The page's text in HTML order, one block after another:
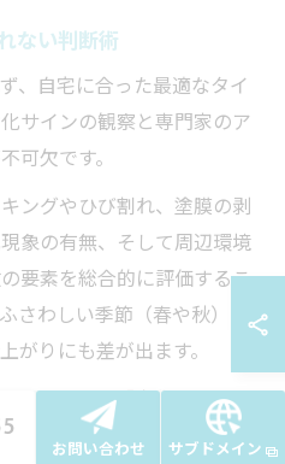
ない判断術
、自宅に合った最適なタイ
サインの観察と専門家のア
可欠です。
ングやひび割れ、塗膜の剥
象の有無、そして周辺環境
要素を総合的に評価するこ
さわしい季節（春や秋）を
がりにも差が出ます。
ではなく、「劣化のサイン
し、住まいの健康管理を実
お問い合わせ サブドメイン